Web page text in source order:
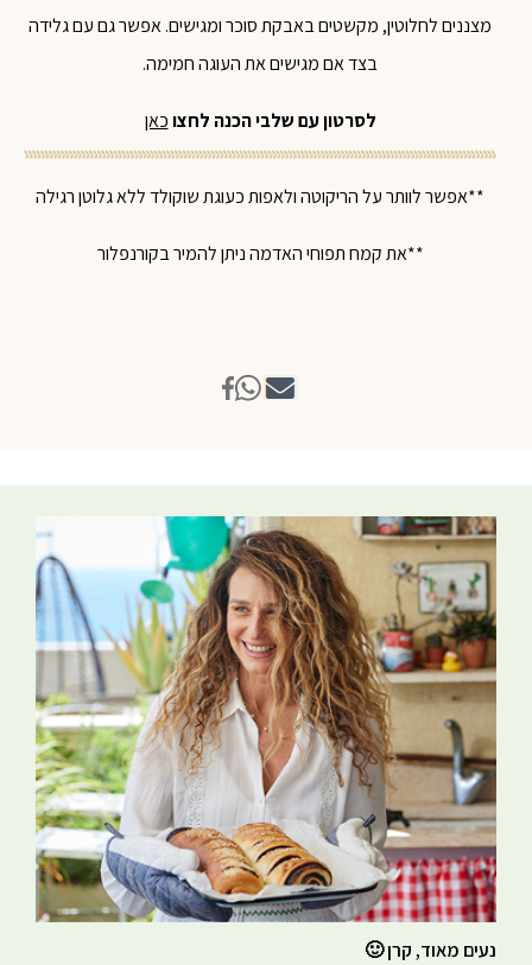
נעים מאוד, קרן 🙂
מצננים לחלוטין, מקשטים באבקת סוכר ומגישים. אפשר גם עם גלידה
בצד אם מגישים את העוגה חמימה.
לסרטון עם שלבי הכנה לחצוכאן
**אפשר לוותר על הריקוטה ולאפות כעוגת שוקולד ללא גלוטן רגילה
**את קמח תפוחי האדמה ניתן להמיר בקורנפלור